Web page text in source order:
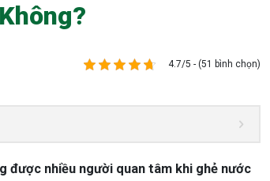
4.7/5 - (51 bình chọn)
được nhiều người quan tâm khi ghẻ nước